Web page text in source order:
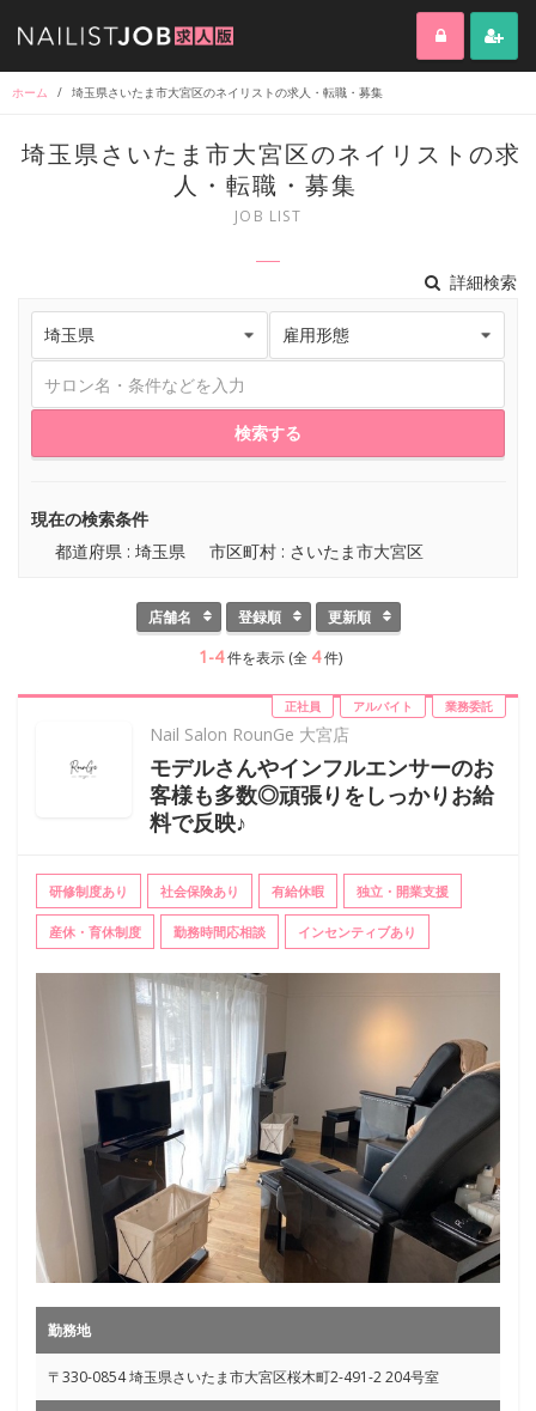
ホーム / 埼玉県さいたま市大宮区のネイリストの求人・転職・募集
埼玉県さいたま市大宮区のネイリストの求
人・転職・募集
JOB LIST
検索する
詳細検索
現在の検索条件
都道府県 : 埼玉県
市区町村 : さいたま市大宮区
店舗名 登録順 更新順
1-4 件を表示 (全 4 件)
正社員 アルバイト 業務委託
Nail Salon RounGe 大宮店
モデルさんやインフルエンサーのお
客様も多数◎頑張りをしっかりお給
料で反映♪
研修制度あり 社会保険あり 有給休暇 独立・開業支援
産休・育休制度 勤務時間応相談 インセンティブあり
勤務地
〒330-0854 埼玉県さいたま市大宮区桜木町2-491-2 204号室